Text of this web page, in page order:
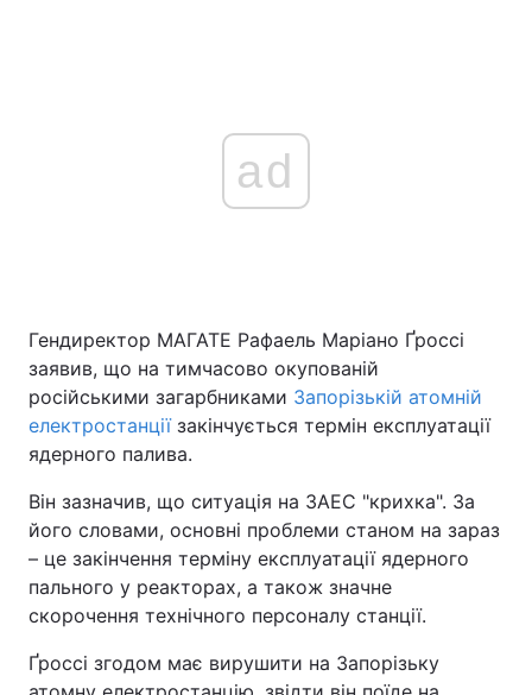
ad
Гендиректор МАГАТЕ Рафаель Маріано Ґроссі
заявив, що на тимчасово окупованій
російськими загарбниками Запорізькій атомній
електростанціїзакінчується термін експлуатації
ядерного палива.
Він зазначив, що ситуація на ЗАЕС "крихка". За
його словами, основні проблеми станом на зараз
– це закінчення терміну експлуатації ядерного
пального у реакторах, а також значне
скорочення технічного персоналу станції.
Ґроссі згодом має вирушити на Запорізьку